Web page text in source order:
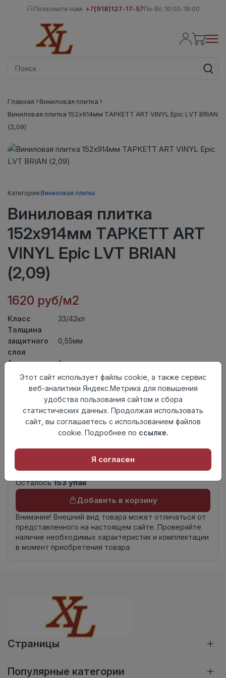
Позвоните нам: +7(918)127-17-57Пн-Вс 10:00-19:00
Главная
Виниловая плитка
Виниловая плитка 152x914мм ТАРКЕТТ ART VINYL Epic LVT BRIAN
(2,09)
Категория:Виниловая плитка
Виниловая плитка
152x914мм ТАРКЕТТ ART
VINYL Epic LVT BRIAN
(2,09)
1620 руб/м2
Класс
33/42кл
Толщина
защитного
слоя
0,55мм
АктуальностьАктуален
Толщина
2,7мм
Размер
152x914мм
Теплый пол
до +27 градусов
Способ
На клей
Страна
Осталось153 упак
Добавить в корзину
Внимание! Внешний вид товара может отличаться от
представленного на настоящем сайте. Проверяйте
наличие необходимых характеристик и комплектации
в момент приобретения товара.
Страницы
Популярные категории
Этот сайт использует файлы cookie, а также сервис
веб-аналитики Яндекс.Метрика для повышения
удобства пользования сайтом и сбора
статистических данных. Продолжая использовать
сайт, вы соглашаетесь с использованием файлов
cookie. Подробнее по ссылке.
Я согласен